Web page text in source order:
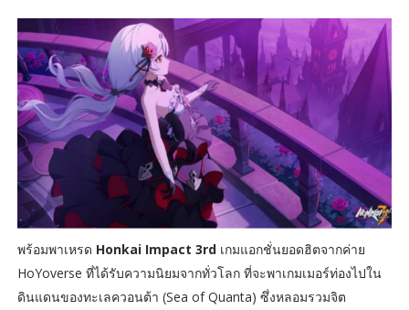
พร้อมพาเหรด Honkai Impact 3rd เกมแอกชั่นยอดฮิตจากค่าย
HoYoverse ที่ได้รับความนิยมจากทั่วโลก ที่จะพาเกมเมอร์ท่องไปใน
ดินแดนของทะเลควอนต้า (Sea of Quanta) ซึ่งหลอมรวมจิต